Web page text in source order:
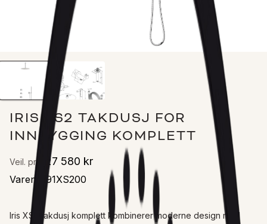
IRIS XS2 TAKDUSJ FOR
INNBYGGING KOMPLETT
Veil. pris 27 580 kr
Varenr 91XS200
Iris XS2 takdusj komplett kombinerer moderne design med